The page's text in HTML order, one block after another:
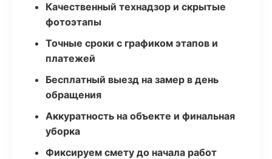
Качественный технадзор и скрытые
фотоэтапы
Точные сроки с графиком этапов и
платежей
Бесплатный выезд на замер в день
обращения
Аккуратность на объекте и финальная
уборка
Фиксируем смету до начала работ